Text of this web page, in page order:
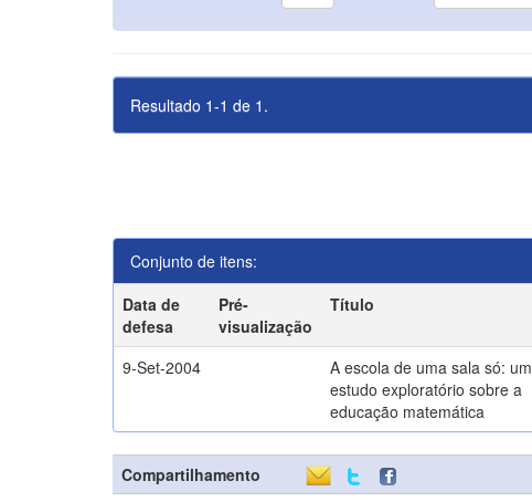
Resultado 1-1 de 1.
Conjunto de itens:
Data de
defesa
Pré-
visualização
Título
9-Set-2004
A escola de uma sala só: um
estudo exploratório sobre a
educação matemática
Compartilhamento